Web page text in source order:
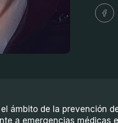
el ámbito de la prevención
a emergencias médicas